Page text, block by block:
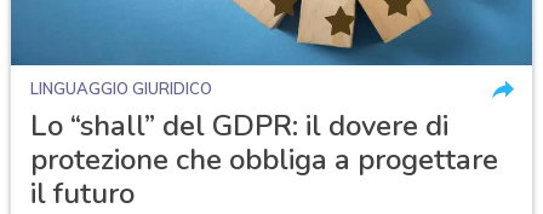
LINGUAGGIO GIURIDICO
Lo “shall” del GDPR: il dovere di
protezione che obbliga a progettare
il futuro